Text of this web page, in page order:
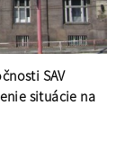
SAV
situácie na